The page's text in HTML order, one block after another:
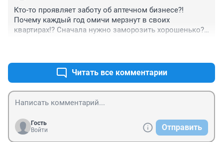
Кто-то проявляет заботу об аптечном бизнесе?!
Почему каждый год омичи мерзнут в своих
квартирах!? Сначала нужно заморозить хорошенько?!
есть дата, к которой включают отопление без учета
уличной температуры воздуха?!
Читать все комментарии
Гость
Войти
Отправить